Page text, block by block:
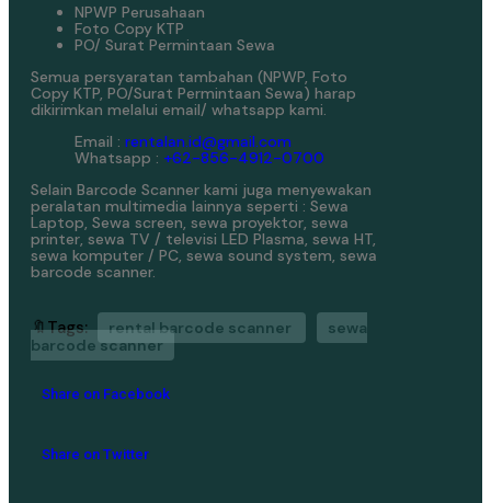
NPWP Perusahaan
Foto Copy KTP
PO/ Surat Permintaan Sewa
Semua persyaratan tambahan (NPWP, Foto
Copy KTP, PO/Surat Permintaan Sewa) harap
dikirimkan melalui email/ whatsapp kami.
Email : rentalan.id@gmail.com
Whatsapp : +62-856-4912-0700
Selain Barcode Scanner kami juga menyewakan
peralatan multimedia lainnya seperti : Sewa
Laptop, Sewa screen, sewa proyektor, sewa
printer, sewa TV / televisi LED Plasma, sewa HT,
sewa komputer / PC, sewa sound system, sewa
barcode scanner.
🔖Tags: rental barcode scanner
sewa
barcode scanner
Share on Facebook
Share on Twitter